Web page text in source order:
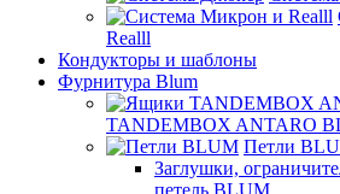
Realll
Кондукторы и шаблоны
Фурнитура Blum
TANDEMBOX ANTARO
Петли
Заглушки,
петель BLUM